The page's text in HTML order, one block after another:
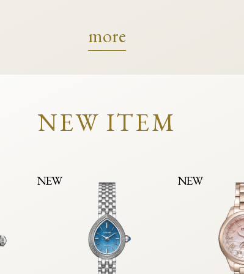
more
NEW ITEM
NEW NEW